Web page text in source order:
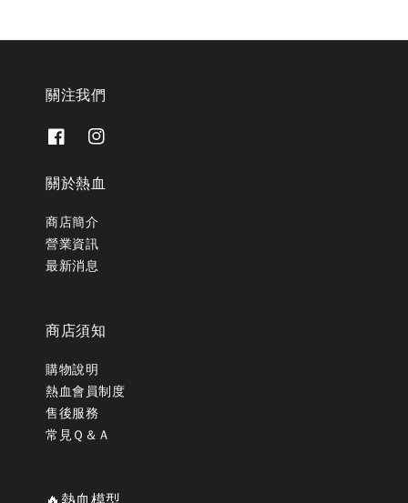
關注我們
關於熱血
商店簡介
營業資訊
最新消息
商店須知
購物說明
熱血會員制度
售後服務
常見Ｑ＆Ａ